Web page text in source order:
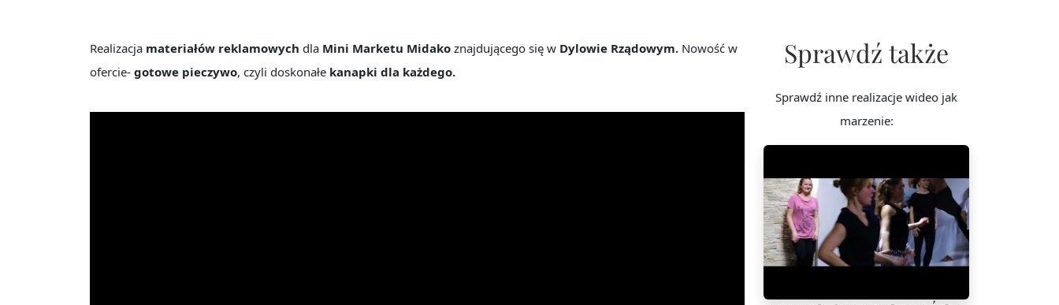
Realizacja materiałów reklamowych dla Mini Marketu Midako znajdującego się w Dylowie Rządowym. Nowość w
ofercie- gotowe pieczywo, czyli doskonałe kanapki dla każdego.
Sprawdź także
Sprawdź inne realizacje wideo jak
marzenie: